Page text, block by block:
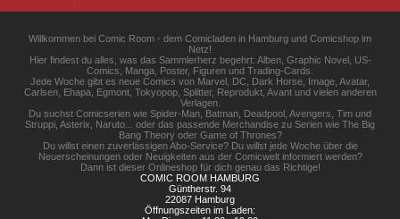
Willkommen bei Comic Room - dem Comicladen in Hamburg und Comicshop im
Netz!
Hier findest du alles, was das Sammlerherz begehrt: Alben, Graphic Novel, US-
Comics, Manga, Poster, Figuren und Trading-Cards.
Jede Woche gibt es neue Comics von Marvel, DC, Dark Horse, Image, Avatar,
Carlsen, Ehapa, Egmont, Tokyopop, Splitter, Reprodukt, Avant und vielen anderen
Verlagen.
Du suchst Comicserien wie Spider-Man, Batman, Deadpool, Avengers, Tim und
Struppi, Asterix, Naruto... oder das passende Merchandise zu Serien wie The Big
Bang Theory oder Game of Thrones?
Du willst einen zuverlässigen Abo-Service? Du willst jede Woche über die
Neuerscheinungen oder Neuigkeiten aus der Comicwelt informiert werden?
Dann ist dieser Onlineshop für dich genau das Richtige!
COMIC ROOM HAMBURG
Güntherstr. 94
22087 Hamburg
Öffnungszeiten im Laden: